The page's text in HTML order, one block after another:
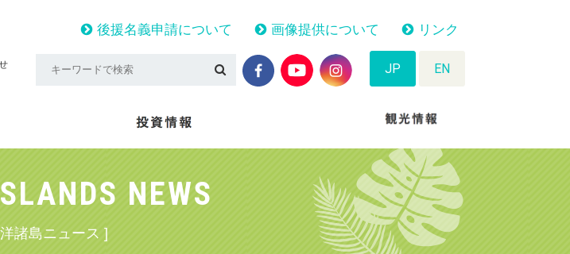
後援名義申請について 画像提供について リンク
JP EN
NEWS
諸島ニュース ]